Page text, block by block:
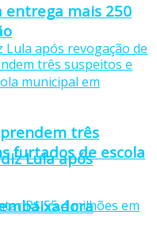
Lula após
entrega mais 250
três
furtados de escola